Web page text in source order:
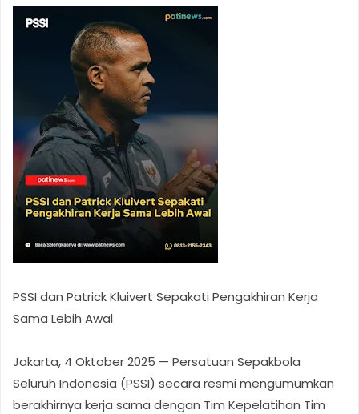
PSSI dan Patrick Kluivert Sepakati Pengakhiran Kerja
Sama Lebih Awal
Jakarta, 4 Oktober 2025 — Persatuan Sepakbola
Seluruh Indonesia (PSSI) secara resmi mengumumkan
berakhirnya kerja sama dengan Tim Kepelatihan Tim